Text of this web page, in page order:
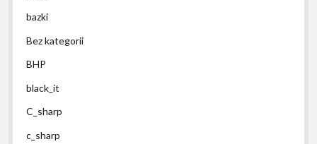
bazki
Bez kategorii
BHP
black_it
C_sharp
c_sharp